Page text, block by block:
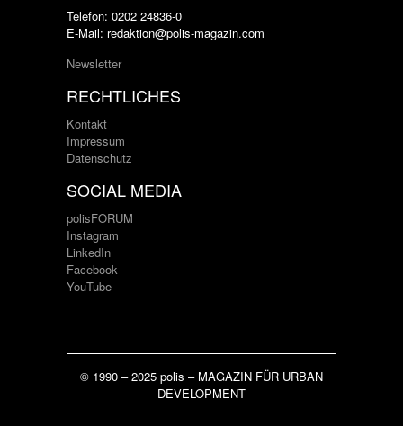
Telefon: 0202 24836-0
E-Mail: redaktion@polis-magazin.com
Newsletter
RECHTLICHES
Kontakt
Impressum
Datenschutz
SOCIAL MEDIA
polisFORUM
Instagram
LinkedIn
Facebook
YouTube
© 1990 – 2025 polis – MAGAZIN FÜR URBAN
DEVELOPMENT